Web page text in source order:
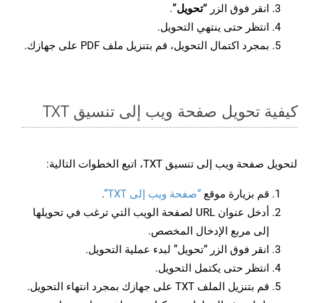
انقر فوق الزر “تحويل”.
انتظر حتى ينتهي التحويل.
بمجرد اكتمال التحويل، قم بتنزيل ملف PDF على جهازك.
كيفية تحويل صفحة ويب إلى تنسيق TXT
لتحويل صفحة ويب إلى تنسيق TXT، اتبع الخطوات التالية:
قم بزيارة موقع “صفحة ويب إلى TXT”
.
أدخل عنوان URL لصفحة الويب التي ترغب في تحويلها
إلى مربع الإدخال المخصص.
انقر فوق الزر “تحويل” لبدء عملية التحويل.
انتظر حتى يكتمل التحويل.
قم بتنزيل الملف TXT على جهازك بمجرد انتهاء التحويل.